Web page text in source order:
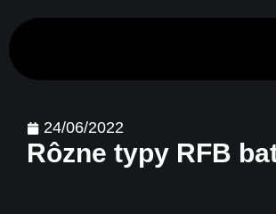
24/06/2022
Rôzne typy RFB